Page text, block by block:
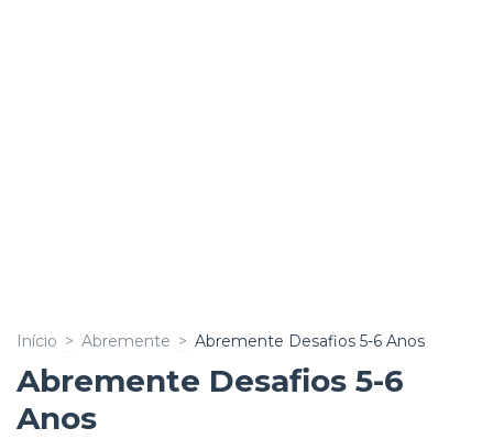
Início > Abremente > Abremente Desafios 5-6 Anos
Abremente Desafios 5-6
Anos